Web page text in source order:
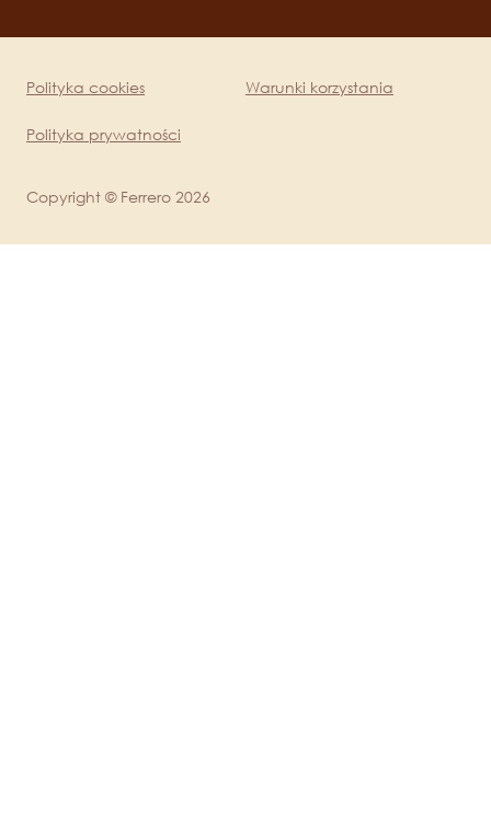
mobile
Legal
Polityka cookies
Polityka prywatności
Warunki korzystania
Copyright © Ferrero 2026